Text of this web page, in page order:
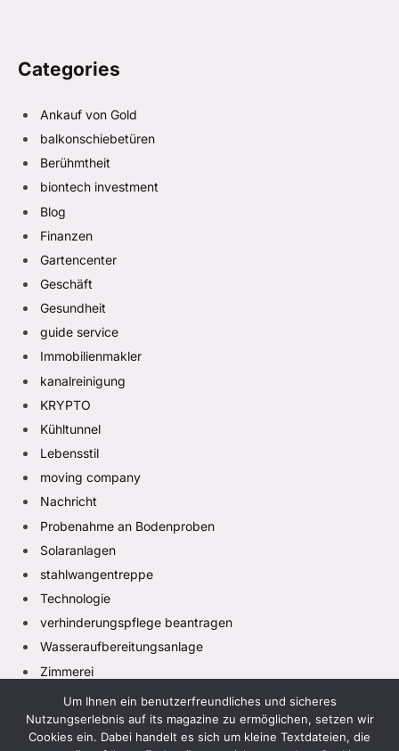
Categories
Ankauf von Gold
balkonschiebetüren
Berühmtheit
biontech investment
Blog
Finanzen
Gartencenter
Geschäft
Gesundheit
guide service
Immobilienmakler
kanalreinigung
KRYPTO
Kühltunnel
Lebensstil
moving company
Nachricht
Probenahme an Bodenproben
Solaranlagen
stahlwangentreppe
Technologie
verhinderungspflege beantragen
Wasseraufbereitungsanlage
Zimmerei
Um Ihnen ein benutzerfreundliches und sicheres
Nutzungserlebnis auf its magazine zu ermöglichen, setzen wir
Cookies ein. Dabei handelt es sich um kleine Textdateien, die